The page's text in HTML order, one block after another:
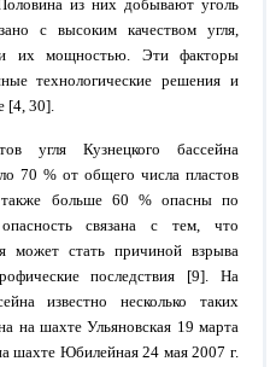
из них добывают уголь
с высоким качеством угля,
и их мощностью. Эти факторы
технологические решения и
[4, 30].
угля Кузнецкого бассейна
70 % от общего числа пластов
больше 60 % опасны по
связана с тем, что
может стать причиной взрыва
последствия [9]. На
известно несколько таких
на шахте Ульяновская 19 марта
шахте Юбилейная 24 мая 2007 г.